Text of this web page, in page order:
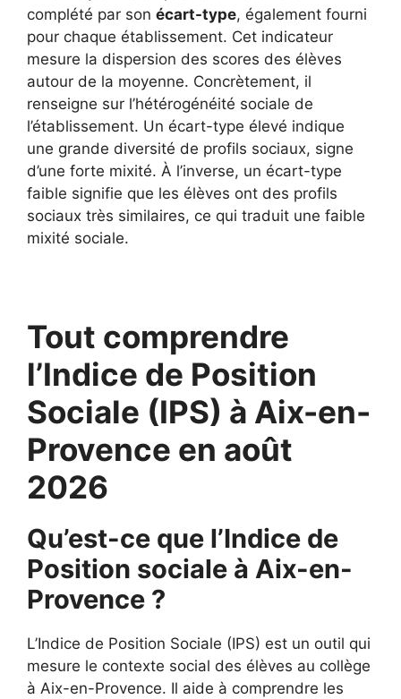
complété par son écart-type, également fourni
pour chaque établissement. Cet indicateur
mesure la dispersion des scores des élèves
autour de la moyenne. Concrètement, il
renseigne sur l’hétérogénéité sociale de
l’établissement. Un écart-type élevé indique
une grande diversité de profils sociaux, signe
d’une forte mixité. À l’inverse, un écart-type
faible signifie que les élèves ont des profils
sociaux très similaires, ce qui traduit une faible
mixité sociale.
Tout comprendre
l’Indice de Position
Sociale (IPS) à Aix-en-
Provence en août
2026
Qu’est-ce que l’Indice de
Position sociale à Aix-en-
Provence ?
L’Indice de Position Sociale (IPS) est un outil qui
mesure le contexte social des élèves au collège
à Aix-en-Provence. Il aide à comprendre les